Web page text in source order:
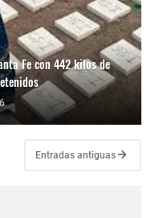
Fe con 442 kilos de
Entradas antiguas